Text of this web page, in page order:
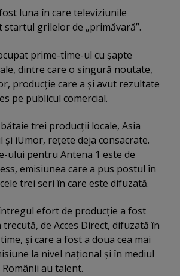
luna în care televiziunile
startul grilelor de „primăvară”.
prime-time-ul cu şapte
dintre care o singură noutate,
producţie care a şi avut rezultate
pe publicul comercial.
trei producţii locale, Asia
şi iUmor, reţete deja consacrate.
ului pentru Antena 1 este de
emisiunea care a pus postul în
trei seri în care este difuzată.
efort de producţie a fost
de Acces Direct, difuzată în
şi care a fost a doua cea mai
la nivel naţional şi în mediul
au talent.